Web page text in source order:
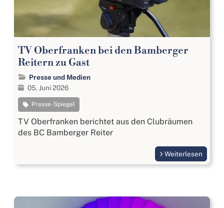
TV Oberfranken bei den Bamberger
Reitern zu Gast
Presse und Medien
05. Juni 2026
Presse-Spiegel
TV Oberfranken berichtet aus den Clubräumen
des BC Bamberger Reiter
Weiterlesen